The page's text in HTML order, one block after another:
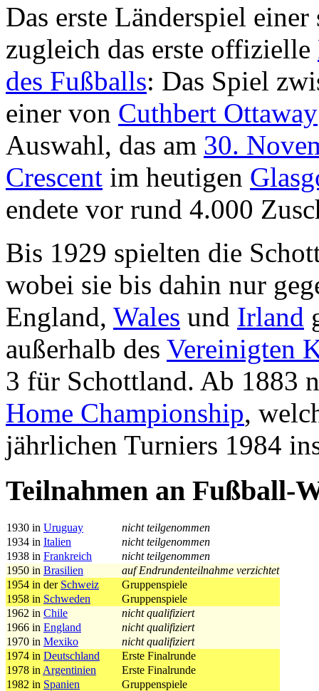
Das erste Länderspiel
zugleich das erste offizielle
des Fußballs: Das Spiel
einer von Cuthbert Ottaway
Auswahl, das am 30.
Crescent im heutigen
endete vor rund 4.000
Bis 1929 spielten die
wobei sie bis dahin nur
England, Wales und Irland
außerhalb des Vereinigten
3 für Schottland. Ab 1883
Home Championship,
jährlichen Turniers 1984
Teilnahmen an Fußball-
1930 in Uruguay
nicht teilgenommen
1934 in Italien
nicht teilgenommen
1938 in Frankreich
nicht teilgenommen
1950 in Brasilien
auf Endrundenteilnahme verzichtet
1954 in der Schweiz
Gruppenspiele
1958 in Schweden
Gruppenspiele
1962 in Chile
nicht qualifiziert
1966 in England
nicht qualifiziert
1970 in Mexiko
nicht qualifiziert
1974 in Deutschland
Erste Finalrunde
1978 in Argentinien
Erste Finalrunde
1982 in Spanien
Gruppenspiele